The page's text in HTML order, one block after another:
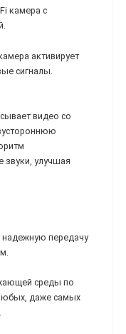
камера с
активирует
сигналы.
видео со
улучшая
надежную передачу
среды по
даже самых